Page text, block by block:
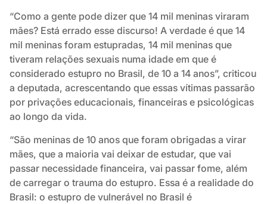
“Como a gente pode dizer que 14 mil meninas viraram
mães? Está errado esse discurso! A verdade é que 14
mil meninas foram estupradas, 14 mil meninas que
tiveram relações sexuais numa idade em que é
considerado estupro no Brasil, de 10 a 14 anos”, criticou
a deputada, acrescentando que essas vítimas passarão
por privações educacionais, financeiras e psicológicas
ao longo da vida.
“São meninas de 10 anos que foram obrigadas a virar
mães, que a maioria vai deixar de estudar, que vai
passar necessidade financeira, vai passar fome, além
de carregar o trauma do estupro. Essa é a realidade do
Brasil: o estupro de vulnerável no Brasil é